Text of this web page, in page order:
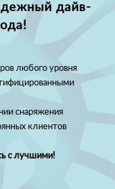
дайв-
любого уровня
снаряжения
клиентов
с лучшими!